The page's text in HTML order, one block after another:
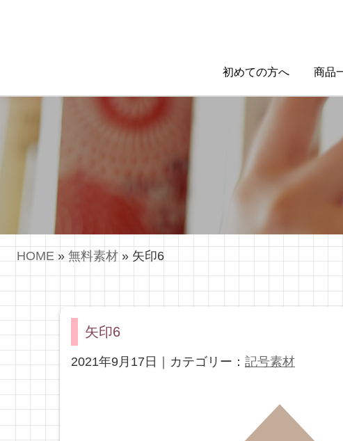
初めての方へ 商品
HOME » 無料素材 » 矢印6
矢印6
2021年9月17日｜カテゴリー： 記号素材